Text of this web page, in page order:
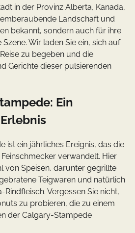
in der Provinz Alberta, Kanada,
Landschaft und
bekannt, sondern auch für ihre
Wir laden Sie ein, sich auf
zu begeben und die
Gerichte dieser pulsierenden
Ein
ist ein jährliches Ereignis, das die
verwandelt. Hier
von Speisen, darunter gegrillte
Teigwaren und natürlich
Vergessen Sie nicht,
zu probieren, die zu einem
der Calgary-Stampede